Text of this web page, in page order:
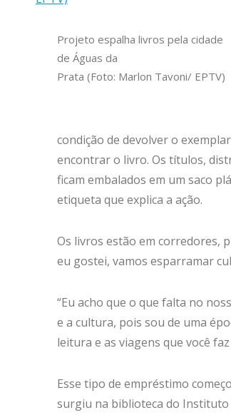
Projeto espalha livros pela cidade
de Águas da
Prata (Foto: Marlon Tavoni/ EPTV)
condição de devolver o
encontrar o livro. Os títulos,
ficam embalados em um saco
etiqueta que explica a ação.
Os livros estão em corredores,
eu gostei, vamos esparramar
“Eu acho que o que falta no
e a cultura, pois sou de uma
leitura e as viagens que você
Esse tipo de empréstimo
surgiu na biblioteca do Instituto